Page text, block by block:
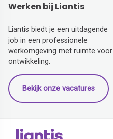
Werken bij Liantis
Liantis biedt je een uitdagende
job in een professionele
werkomgeving met ruimte voor
ontwikkeling.
Bekijk onze vacatures